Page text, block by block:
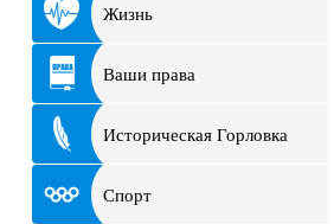
Жизнь
Ваши права
Историческая Горловка
Спорт